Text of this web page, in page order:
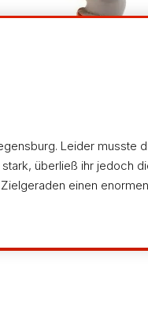
Leider musste
überließ ihr jedoch
einen